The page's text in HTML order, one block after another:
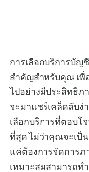
การเลือกบริการบัญ
สำคัญสำหรับคุณ เพื่
ไปอย่างมีประสิทธิภ
จะมาแชร์เคล็ดลับง่
เลือกบริการที่ตอบโ
ที่สุด ไม่ว่าคุณจะเป็น
แค่ต้องการจัดการภ
เหมาะสมสามารถ